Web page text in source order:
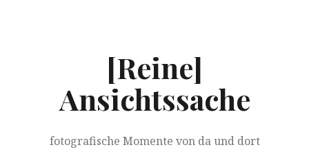
[Reine]
Ansichtssache
fotografische Momente von da und dort